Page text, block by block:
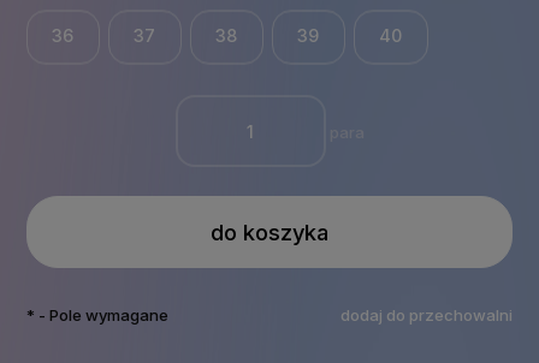
36 37 38 39 40
do koszyka
dodaj do przechowalni
* - Pole wymagane